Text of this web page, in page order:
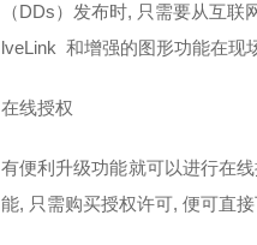
（DDs）发布时, 只需要从互
lveLink 和增强的图形功能在现
在线授权
有便利升级功能就可以进行在
能, 只需购买授权许可, 便可直接